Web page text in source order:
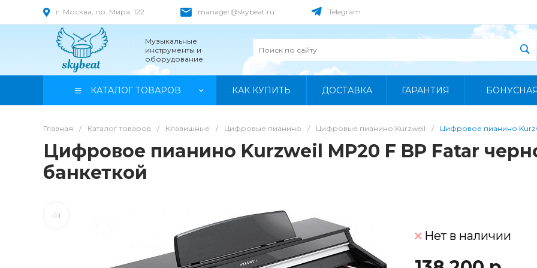
г. Москва, пр. Мира, 122 manager@skybeat.ru Telegram
Музыкальные
инструменты и
оборудование
КАТАЛОГ ТОВАРОВ КАК КУПИТЬ ДОСТАВКА ГАРАНТИЯ
Главная / Каталог товаров / Клавишные / Цифровые пианино / Цифровые пианино Kurzweil / Цифровое пианино
Цифровое пианино Kurzweil MP20 F BP Fatar
банкеткой
Нет в наличии